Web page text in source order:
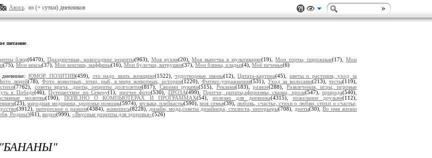
Авось из (+ сутки) дневников
питание
блюд(6470), Праздничные, новогодние рецепты(963), Моя кухня(20),Моя выпечка в мультиварке(19),Мои торты, пирожные(17), Мои
(75), Мои кексы(37), Мои кексики, маффины(16), Мои булочки, ватрушки(37), Мои блины, оладьи(4), Моё печенье(6)
ЮМОР, ПОЗИТИВ(459), это надо знать женщине(1522),чудотворные иконы(12),Цитата-картина(45), цветы и растения, уход за
людей(78), Фото животных, птиц, рыб, в мире животных, истории(1220),Фитнес-упражнения(531),Уход за волосами(213), тесты(119),
стихи(7762), советы врача, диеты, рецепты долголетия(817), Своими руками(515), Реклама(183),разное(288), Развлечения, игры, игровые
к Победе(46),Путешествие по Северу(1), прочее фото(530), ПРОЗА(499),Притчи, цитаты,афоризмы, сказки, проза(547),природа(540),
молитвы(190), ПОЛЕЗНО О КОМПЬЮТЕРАХ И ПРОГРАММАХ(54), полезно для дневника(4315), пожелание друзьям(112),
(23),народная медицина, здоровье,помощь(5974), музыка, плейкасты(590),моя семья(39), любовь, счастье, стихи о любви, стихи о счастье,
(3912), интересное о разном(4384), живопись(8228), дизайн, мода,советы дизайнера, стилиста, интерьеры(708), диеты(30),Во имя жизни
Родина!(61), видео(999), «Вкусные рецепты для здоровья»(526)